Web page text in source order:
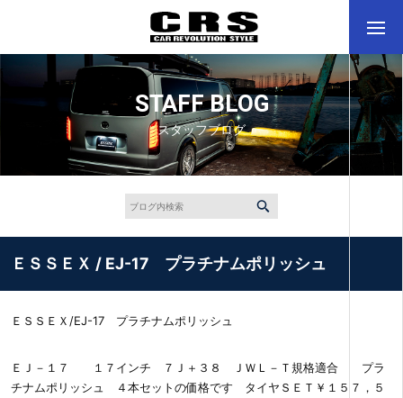
STAFF BLOG
スタッフブログ
ＥＳＳＥＸ / EJ-17 プラチナムポリッシュ
ＥＳＳＥＸ/EJ-17 プラチナムポリッシュ
ＥＪ－１７ １７インチ ７Ｊ＋３８ ＪＷＬ－Ｔ規格適合 プラ
チナムポリッシュ ４本セットの価格です タイヤＳＥＴ￥１５７，５